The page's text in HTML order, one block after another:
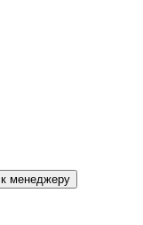
менеджеру